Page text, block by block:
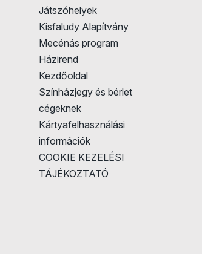
Játszóhelyek
Kisfaludy Alapítvány
Mecénás program
Házirend
Kezdőoldal
Színházjegy és bérlet
cégeknek
Kártyafelhasználási
információk
COOKIE KEZELÉSI
TÁJÉKOZTATÓ